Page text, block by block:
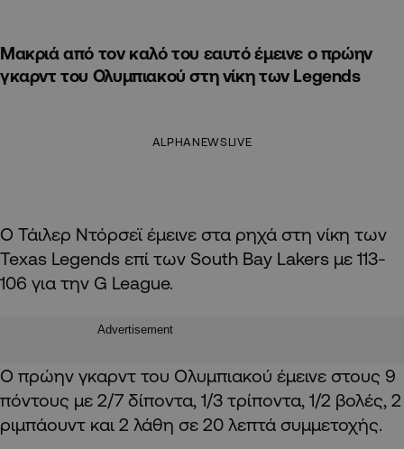
Μακριά από τον καλό του εαυτό έμεινε ο πρώην
γκαρντ του Ολυμπιακού στη νίκη των Legends
ALPHANEWSLIVE
Ο Τάιλερ Ντόρσεϊ έμεινε στα ρηχά στη νίκη των
Texas Legends επί των South Bay Lakers με 113-
106 για την G League.
Advertisement
O πρώην γκαρντ του Ολυμπιακού έμεινε στους 9
πόντους με 2/7 δίποντα, 1/3 τρίποντα, 1/2 βολές, 2
ριμπάουντ και 2 λάθη σε 20 λεπτά συμμετοχής.